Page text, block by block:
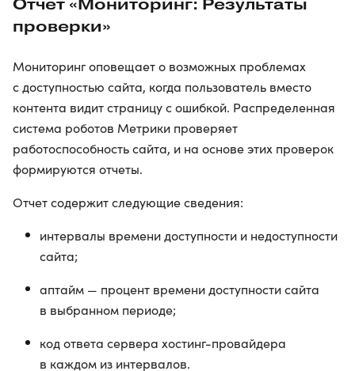
Отчет «Мониторинг: Результаты
проверки»
Мониторинг оповещает о возможных проблемах
с доступностью сайта, когда пользователь вместо
контента видит страницу с ошибкой. Распределенная
система роботов Метрики проверяет
работоспособность сайта, и на основе этих проверок
формируются отчеты.
Отчет содержит следующие сведения:
интервалы времени доступности и недоступности
сайта;
аптайм — процент времени доступности сайта
в выбранном периоде;
код ответа сервера хостинг-провайдера
в каждом из интервалов.